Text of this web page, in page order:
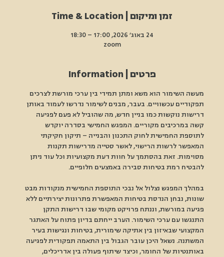
זמן ומיקום | Time & Location
24 באוג׳ 2026, 17:00 – 18:30
zoom
פרטים | Information
מעשה השימור הוא משא ומתן תמידי בין ערכי מורשת לצרכים
תפקודיים עכשוויים. בעבר, מבנים לשימור נדרשו לעמוד באותן
דרישות נוקשות כמו בניין חדש, מה שהוביל לא פעם לפגיעה
קשה במרכיבים מקוריים. המפגש החמישי בסדרה יוקדש
לתוספת החמישית לחוק התכנון והבנייה – תיקון חקיקתי
המאפשר לרשות הרישוי, לאשר סטייה מדרישות תקנות
מסוימות. זאת בהסתמך על חוות דעת מקצועיות וכל עוד ניתן
להבטיח רמת בטיחות סבירה באמצעים חלופיים.
במהלך המפגש נצלול אל נבכי התוספת החמישית מנקודות מבט
שונות, נבחן הנדסת בטיחות המאפשרת פתרונות יצירתיים ללא
פגיעה במורשת, וננתח פרויקט מקומי שבו דרישות התקן
התנגשו עם ערכי השימור. הערב ייחתם בדיון פתוח על האתגר
המקצועי שבאיזון בין אתיקה שימורית, בטיחות ונגישות בעיר
המשתנה. נשאל היכן עובר הגבול בין התאמה תפקודית לפגיעה
באותנטיות של החומר, וכיצד שיתוף פעולה בין אדריכלים,